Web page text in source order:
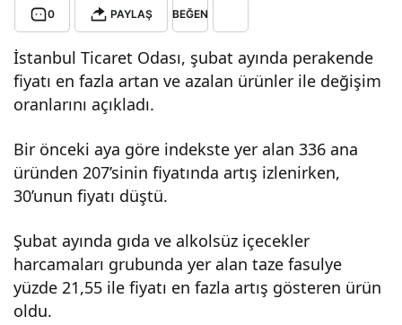
0 PAYLAŞ BEĞEN
İstanbul Ticaret Odası, şubat ayında perakende
fiyatı en fazla artan ve azalan ürünler ile değişim
oranlarını açıkladı.
Bir önceki aya göre indekste yer alan 336 ana
üründen 207’sinin fiyatında artış izlenirken,
30’unun fiyatı düştü.
Şubat ayında gıda ve alkolsüz içecekler
harcamaları grubunda yer alan taze fasulye
yüzde 21,55 ile fiyatı en fazla artış gösteren ürün
oldu.
fiyat
ı en
çok
arta